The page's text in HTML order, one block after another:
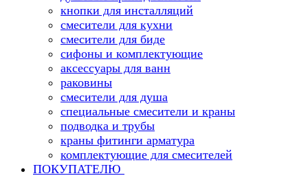
кнопки для инсталляций
смесители для кухни
смесители для биде
сифоны и комплектующие
аксессуары для ванн
раковины
смесители для душа
специальные смесители и краны
подводка и трубы
краны фитинги арматура
комплектующие для смесителей
ПОКУПАТЕЛЮ